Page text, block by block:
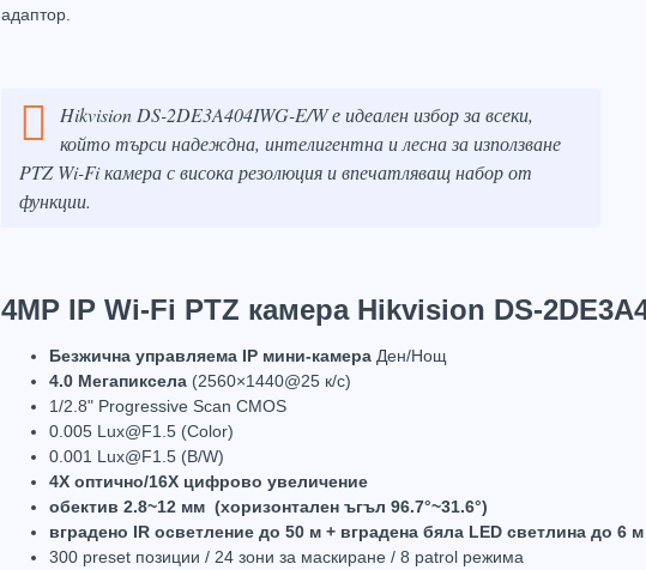
адаптор.
Hikvision DS-2DE3A404IWG-E/W е идеален избор за всеки,
който търси надеждна, интелигентна и лесна за използване
PTZ Wi-Fi камера с висока резолюция и впечатляващ набор от
функции.
4MP IP Wi-Fi PTZ камера Hikvision DS-
Безжична управляема IP мини-камера Ден/Нощ
4.0 Mегапиксела (2560×1440@25 к/с)
1/2.8" Progressive Scan CMOS
0.005 Lux@F1.5 (Color)
0.001 Lux@F1.5 (B/W)
4X оптично/16X цифрово увеличение
обектив 2.8~12 мм (хоризонтален ъгъл 96.7°~31.6°)
вградено IR осветление до 50 м + вградена бяла LED светлина до 6 м
300 preset позиции / 24 зони за маскиране / 8 patrol режима